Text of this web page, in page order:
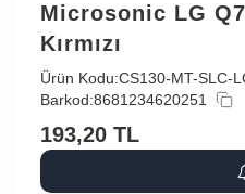
Microsonic LG
Kırmızı
Ürün Kodu:CS130-MT-SLC-
Barkod:8681234620251
193,20 TL